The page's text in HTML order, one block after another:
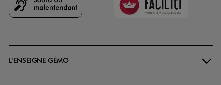
L'ENSEIGNE GÉMO